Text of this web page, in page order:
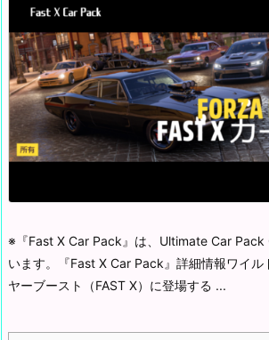
※『Fast X Car Pack』は、Ultimate Car Pack
います。
『Fast X Car Pack』詳細情報ワイル
ヤーブースト（FAST X）に登場する ...